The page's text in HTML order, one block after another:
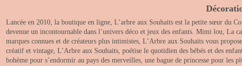
Lancée en 2010, la boutique en ligne, L’arbre aux Souhaits est la petite sœur du
devenue un incontournable dans l’univers déco et jeux des enfants. Mimi lou,
marques connues et de créateurs plus intimistes, L’Arbre aux Souhaits vous
créatif et vintage, L’Arbre aux Souhaits, poétise le quotidien des bébés et des
bohème pour s’endormir au pays des merveilles, une bague de princesse pour les